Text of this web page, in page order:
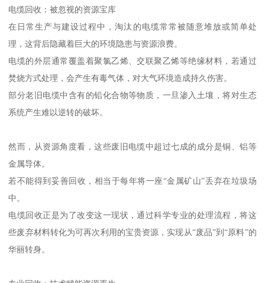
电缆回收：被忽视的资源宝库
在日常生产与建设过程中，淘汰的电缆常常被随意堆放或简单处
理，这背后隐藏着巨大的环境隐患与资源浪费。
电缆的外层通常覆盖着聚氯乙烯、交联聚乙烯等绝缘材料，若通过
焚烧方式处理，会产生有毒气体，对大气环境造成持久伤害。
部分老旧电缆中含有的铅化合物等物质，一旦渗入土壤，将对生态
系统产生难以逆转的破坏。
然而，从资源角度看，这些废旧电缆中超过七成的成分是铜、铝等
金属导体。
若不能得到妥善回收，相当于每年将一座“金属矿山”丢弃在垃圾场
中。
电缆回收正是为了改变这一现状，通过科学专业的处理流程，将这
些废弃材料转化为可再次利用的宝贵资源，实现从“废品”到“原料”的
华丽转身。